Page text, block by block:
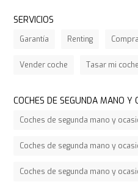
SERVICIOS
Garantía Renting
Vender coche Tasar mi coche
COCHES DE SEGUNDA MANO Y
Coches de segunda mano y
Coches de segunda mano y
Coches de segunda mano y